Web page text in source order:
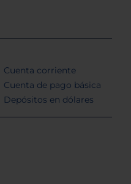
Cuenta corriente
Cuenta de pago básica
Depósitos en dólares